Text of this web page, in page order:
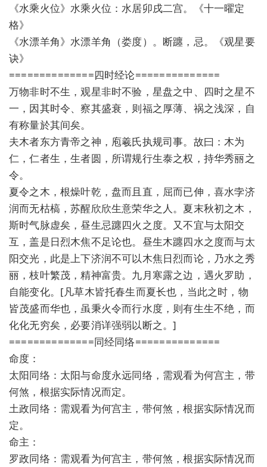
《水乘火位》水乘火位：水居卯戌二宫。《十一曜定
格》
《水漂羊角》水漂羊角（娄度）。断躔，忌。《观星要
诀》
==============四时经论==============
万物非时不生，观星非时不验，星盘之中、四时之星不
一，因其时令、察其盛衰，则福之厚薄、祸之浅深，自
有称量於其间矣。
夫木者东方青帝之神，庖羲氏执规司事。故曰：木为
仁，仁者生，生者圆，所谓规行生泰之权，持华秀丽之
令。
夏令之木，根燥叶乾，盘而且直，屈而已伸，喜水孛济
润而无枯槁，苏醒欣欣生意荣华之人。夏末秋初之木，
斯时气脉虚矣，昼生忌躔四火之度。又不宜与太阳交
互，盖是日烈木焦不足论也。昼生木躔四水之度而与太
阳交光，此是上下济润不可以木焦日烈而论，乃水之秀
丽，枝叶繁茂，精神富贵。九月寒露之边，遇火罗助，
自能变化。[凡草木皆托春生而夏长也，当此之时，物
皆茂盛而华也，虽秉火令而行水度，则有生生不绝，而
化化无穷矣，必要消详强弱以断之。]
==============同经同络==============
命度：
太阳同络：太阳与命度永远同络，需观看为何宫主，带
何煞，根据实际情况而定。
土政同络：需观看为何宫主，带何煞，根据实际情况而
定。
命主：
罗政同络：需观看为何宫主，带何煞，根据实际情况而